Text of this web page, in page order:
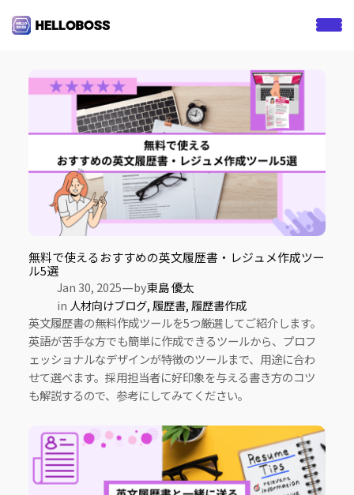
Tag:レジュメ
無料で使えるおすすめの英文履歴書・レジュメ作成ツー
ル5選
Jan 30, 2025—by東島 優太
in 人材向けブログ, 履歴書, 履歴書作成
英文履歴書の無料作成ツールを5つ厳選してご紹介します。
英語が苦手な方でも簡単に作成できるツールから、プロフ
ェッショナルなデザインが特徴のツールまで、用途に合わ
せて選べます。採用担当者に好印象を与える書き方のコツ
も解説するので、参考にしてみてください。